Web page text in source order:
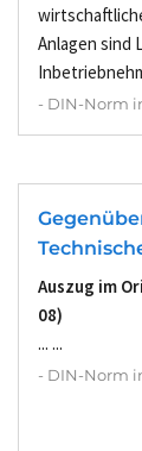
Anlagen sind
- DIN-Norm
Auszug im
08)
... ...
- DIN-Norm